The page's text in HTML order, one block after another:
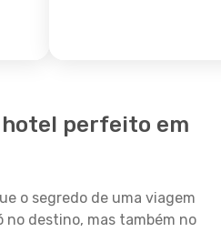
perfeito em
o segredo de uma viagem
no destino, mas também no